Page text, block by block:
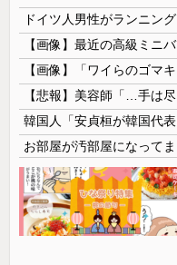
【画像】最近の高級ミニ
【画像】「ワイらのゴマキ
【悲報】美容師「…手は
お部屋が汚部屋になってま